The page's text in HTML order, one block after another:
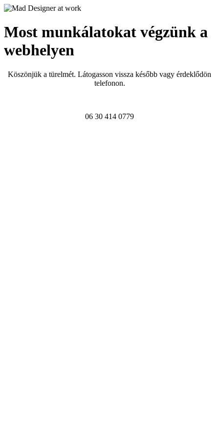
Most munkálatokat végzünk a
webhelyen
Köszönjük a türelmét. Látogasson vissza később vagy érdeklődön
telefonon.
06 30 414 0779